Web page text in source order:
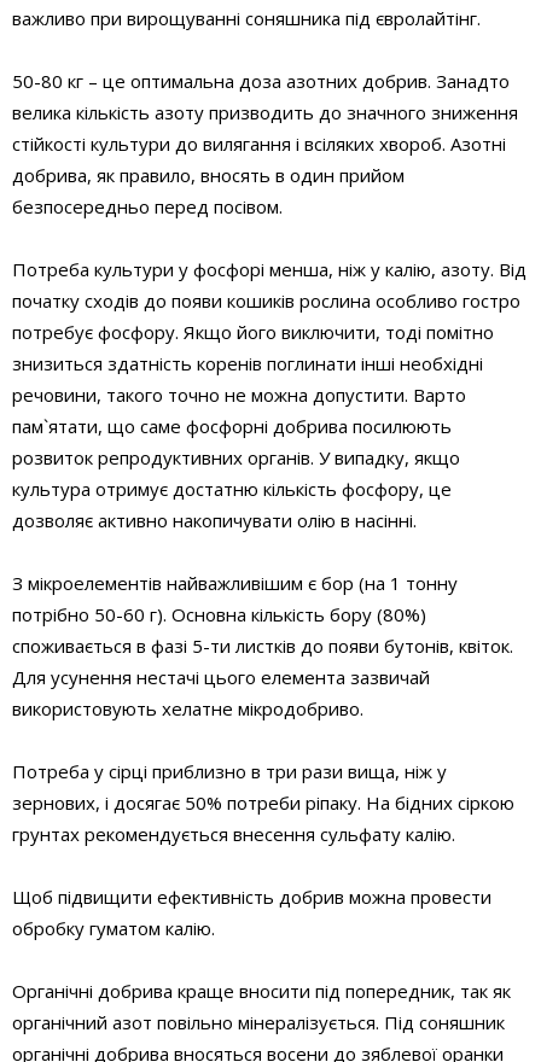
важливо при вирощуванні соняшника під євролайтінг.
50-80 кг – це оптимальна доза азотних добрив. Занадто
велика кількість азоту призводить до значного зниження
стійкості культури до вилягання і всіляких хвороб. Азотні
добрива, як правило, вносять в один прийом
безпосередньо перед посівом.
Потреба культури у фосфорі менша, ніж у калію, азоту. Від
початку сходів до появи кошиків рослина особливо гостро
потребує фосфору. Якщо його виключити, тоді помітно
знизиться здатність коренів поглинати інші необхідні
речовини, такого точно не можна допустити. Варто
пам`ятати, що саме фосфорні добрива посилюють
розвиток репродуктивних органів. У випадку, якщо
культура отримує достатню кількість фосфору, це
дозволяє активно накопичувати олію в насінні.
З мікроелементів найважливішим є бор (на 1 тонну
потрібно 50-60 г). Основна кількість бору (80%)
споживається в фазі 5-ти листків до появи бутонів, квіток.
Для усунення нестачі цього елемента зазвичай
використовують хелатне мікродобриво.
Потреба у сірці приблизно в три рази вища, ніж у
зернових, і досягає 50% потреби ріпаку. На бідних сіркою
грунтах рекомендується внесення сульфату калію.
Щоб підвищити ефективність добрив можна провести
обробку гуматом калію.
Органічні добрива краще вносити під попередник, так як
органічний азот повільно мінералізується. Під соняшник
органічні добрива вносяться восени до зяблевої оранки